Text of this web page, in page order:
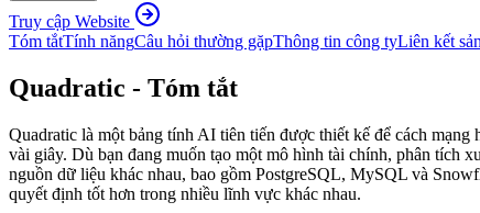
Truy cập Website
Tóm tắtTính năngCâu hỏi thường gặpThông tin công tyLiên kết
Quadratic - Tóm tắt
Quadratic là một bảng tính AI tiên tiến được thiết kế để cách
vài giây. Dù bạn đang muốn tạo một mô hình tài chính, phân tích
nguồn dữ liệu khác nhau, bao gồm PostgreSQL, MySQL và
quyết định tốt hơn trong nhiều lĩnh vực khác nhau.